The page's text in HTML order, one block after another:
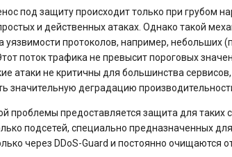
под защиту происходит только при грубом
и действенных атаках. Однако такой
уязвимости протоколов, например, небольших
поток трафика не превысит пороговых
атаки не критичны для большинства
значительную деградацию
проблемы предоставляется защита для таких
подсетей, специально предназначенных
через DDoS-Guard и постоянно очищаются